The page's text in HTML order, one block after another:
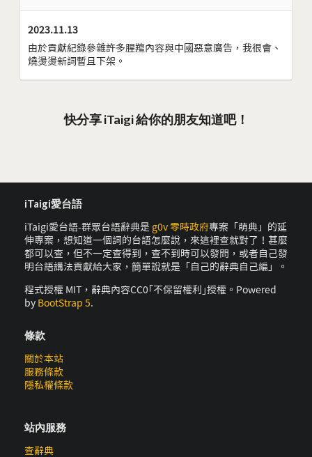
2023.11.13
由於貢獻紀錄參雜許多腥羶內容與中國惡意廣告，我很會、
燒燙燙新詞暫且下架。
快分享 iTaigi 給你的朋友知道吧！
iTaigi愛台語
iTaigi愛台語-群眾台語辭典是 g0v 零時政府專案「萌典」的延
伸專案，想知道一個詞的台語怎麼說，來這裡查就對了！甚麼
都可以查，但不一定查得到，查不到時可以發問，或者自己發
明台語講法貢獻給大家，簡單說就是「自己的辭典自己編」。
程式授權 MIT，辭典內容CC0｢不保留權利｣授權。Powered
by BootStrap 5.
條款
關於本站
服務條款
隱私權條款
站內服務
查辭典